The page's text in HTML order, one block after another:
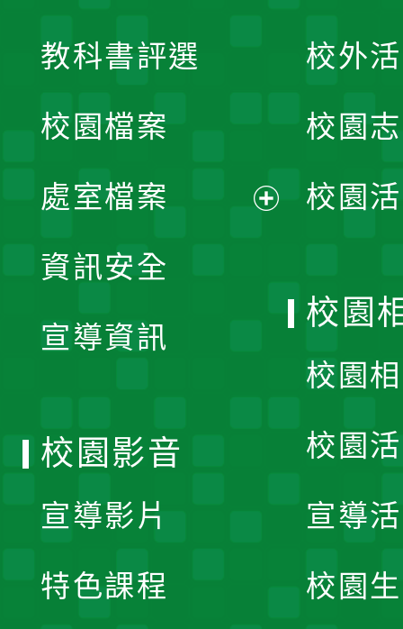
單
教科書評選
校園檔案
處室檔案
資訊安全
宣導資訊
校外
校園
校園
校園
校園
校園
宣導
校園
校園影音
宣導影片
特色課程